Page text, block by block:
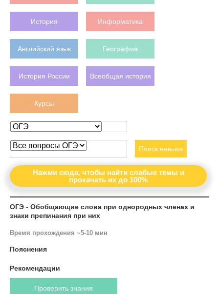
История Информатика
Английский язык География
История России Всеобщая история
Курсы
Поиск навыка
Нажми сюда, чтобы найти слабые темы и
прокачать их до 100%
ОГЭ - Обобщающие слова при однородных членах и
знаки препинания при них
Время прохождения ~5-10 мин
Пояснения
Рекомендации
Проверить знания